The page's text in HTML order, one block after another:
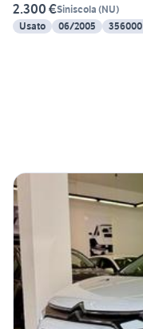
2.300 €Siniscola (NU)
Usato
06/2005 356000